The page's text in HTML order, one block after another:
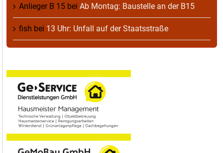
Anlieger B 15 bei Ab Montag: Baustelle an der B15
fish bei 13 Uhr: Unfall auf der Staatsstraße